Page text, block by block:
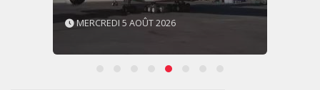
MERCREDI 5 AOÛT 2026